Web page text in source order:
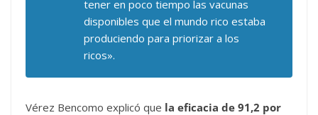
tener en poco tiempo las vacunas
disponibles que el mundo rico estaba
produciendo para priorizar a los
ricos».
Vérez Bencomo explicó que la eficacia de 91,2 por